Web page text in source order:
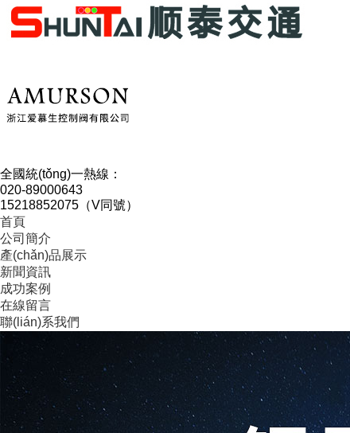
全國統(tǒng)一熱線：
020-89000643
15218852075（V同號）
首頁
公司簡介
產(chǎn)品展示
新聞資訊
成功案例
在線留言
聯(lián)系我們